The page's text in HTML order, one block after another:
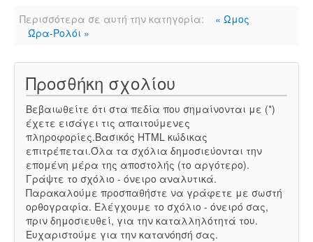
Περισσότερα σε αυτή την κατηγορία:
« Ωμος
Ώρα-Ρολόι »
Προσθήκη σχολίου
Βεβαιωθείτε ότι στα πεδία που σημαίνονται με (*)
έχετε εισάγει τις απαιτούμενες
πληροφορίες.Βασικός HTML κώδικας
επιτρέπεται.Όλα τα σχόλια δημοσιεύονται την
επομένη μέρα της αποστολής (το αργότερο).
Γράψτε το σχόλιο - όνειρο αναλυτικά.
Παρακαλούμε προσπαθήστε να γράφετε με σωστή
ορθογραφία. Ελέγχουμε το σχόλιο - όνειρό σας,
πριν δημοσιευθεί, για την καταλληλότητά του.
Ευχαριστούμε για την κατανόησή σας.